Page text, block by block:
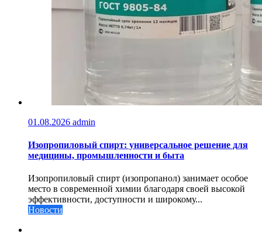
01.08.2026 admin
Изопропиловый спирт: универсальное решение для
медицины, промышленности и быта
Изопропиловый спирт (изопропанол) занимает особое
место в современной химии благодаря своей высокой
эффективности, доступности и широкому...
Новости